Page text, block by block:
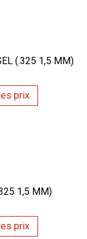
(.325 1,5 MM)
prix
1,5 MM)
prix